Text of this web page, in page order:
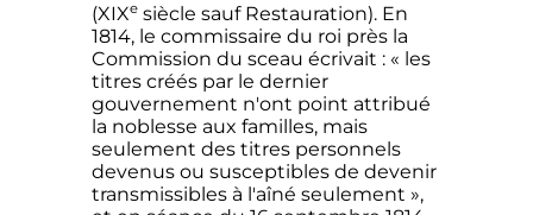
(XIXesiècle sauf Restauration). En
1814, le commissaire du roi près la
Commission du sceau écrivait : « les
titres créés par le dernier
gouvernement n'ont point attribué
la noblesse aux familles, mais
seulement des titres personnels
devenus ou susceptibles de devenir
transmissibles à l'aîné seulement »,